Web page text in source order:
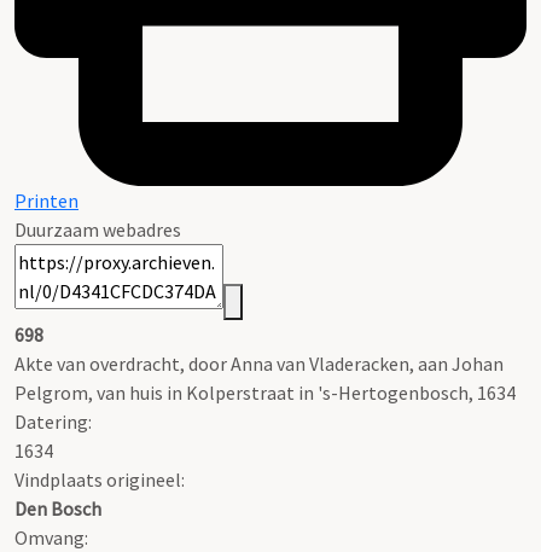
Printen
Duurzaam webadres
698
Akte van overdracht, door Anna van Vladeracken, aan Johan
Pelgrom, van huis in Kolperstraat in 's-Hertogenbosch, 1634
Datering:
1634
Vindplaats origineel:
Den Bosch
Omvang: